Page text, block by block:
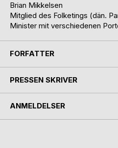
Brian Mikkelsen
Mitglied des Folketings (dän.
Minister mit verschiedenen
FORFATTER
PRESSEN SKRIVER
ANMELDELSER